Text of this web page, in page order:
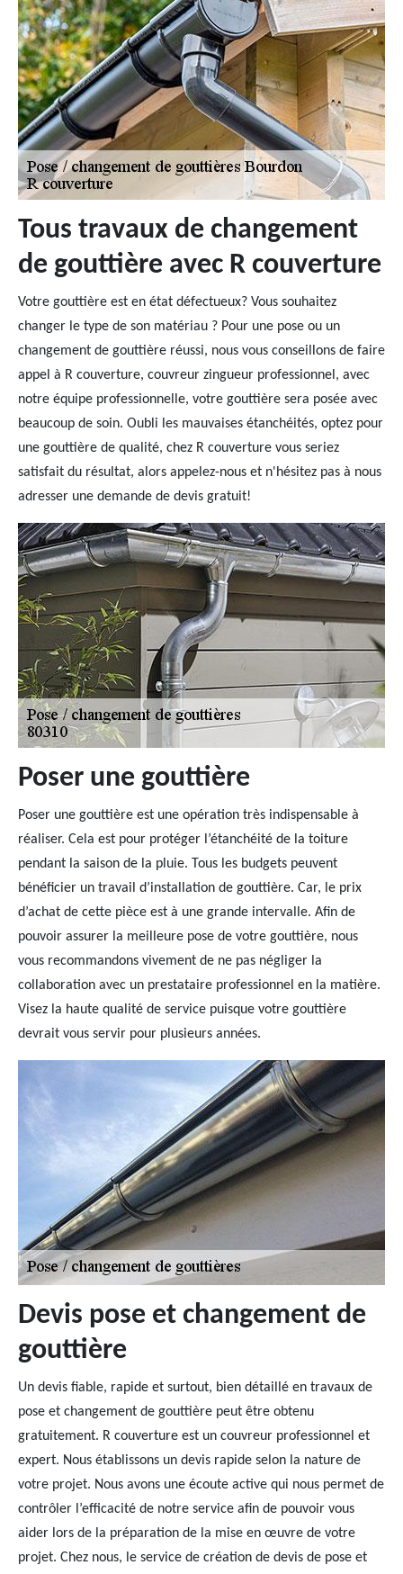
Tous travaux de changement
de gouttière avec R couverture
Votre gouttière est en état défectueux? Vous souhaitez
changer le type de son matériau ? Pour une pose ou un
changement de gouttière réussi, nous vous conseillons de faire
appel à R couverture, couvreur zingueur professionnel, avec
notre équipe professionnelle, votre gouttière sera posée avec
beaucoup de soin. Oubli les mauvaises étanchéités, optez pour
une gouttière de qualité, chez R couverture vous seriez
satisfait du résultat, alors appelez-nous et n'hésitez pas à nous
adresser une demande de devis gratuit!
Poser une gouttière
Poser une gouttière est une opération très indispensable à
réaliser. Cela est pour protéger l’étanchéité de la toiture
pendant la saison de la pluie. Tous les budgets peuvent
bénéficier un travail d’installation de gouttière. Car, le prix
d’achat de cette pièce est à une grande intervalle. Afin de
pouvoir assurer la meilleure pose de votre gouttière, nous
vous recommandons vivement de ne pas négliger la
collaboration avec un prestataire professionnel en la matière.
Visez la haute qualité de service puisque votre gouttière
devrait vous servir pour plusieurs années.
Devis pose et changement de
gouttière
Un devis fiable, rapide et surtout, bien détaillé en travaux de
pose et changement de gouttière peut être obtenu
gratuitement. R couverture est un couvreur professionnel et
expert. Nous établissons un devis rapide selon la nature de
votre projet. Nous avons une écoute active qui nous permet de
contrôler l’efficacité de notre service afin de pouvoir vous
aider lors de la préparation de la mise en œuvre de votre
projet. Chez nous, le service de création de devis de pose et